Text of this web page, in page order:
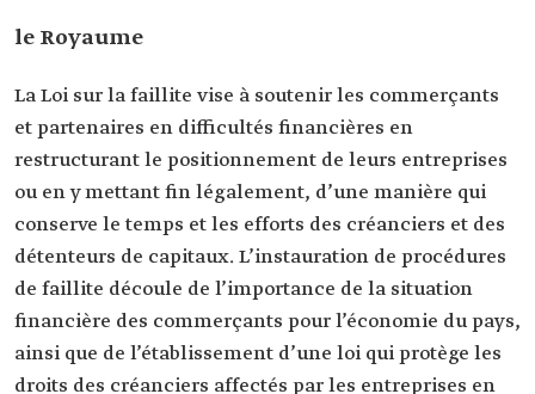
le Royaume
La Loi sur la faillite vise à soutenir les commerçants
et partenaires en difficultés financières en
restructurant le positionnement de leurs entreprises
ou en y mettant fin légalement, d’une manière qui
conserve le temps et les efforts des créanciers et des
détenteurs de capitaux. L’instauration de procédures
de faillite découle de l’importance de la situation
financière des commerçants pour l’économie du pays,
ainsi que de l’établissement d’une loi qui protège les
droits des créanciers affectés par les entreprises en